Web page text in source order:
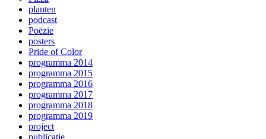
planten
podcast
Poëzie
posters
Pride of Color
programma 2014
programma 2015
programma 2016
programma 2017
programma 2018
programma 2019
project